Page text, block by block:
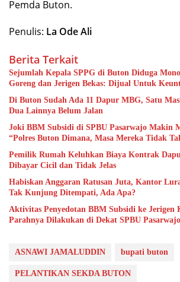
Pemda Buton.
Penulis: La Ode Ali
Berita Terkait
Sejumlah Kepala SPPG di Buton Diduga
Goreng dan Jerigen Bekas: Dijual Untuk
Di Buton Sudah Ada 11 Dapur MBG, Satu
Dua Lainnya Belum Jalan
Joki BBM Subsidi di SPBU Pasarwajo Makin
“Polres Buton Dimana, Masa Mereka Tidak
Pemilik Rumah Keluhkan Biaya Kontrak
Dibayar Cicil dan Tidak Jelas
Habiskan Anggaran Ratusan Juta, Kantor
Tak Kunjung Ditempati, Ada Apa?
Aktivitas Penyedotan BBM Subsidi ke Jerigen
Parahnya Dilakukan di Dekat SPBU Pasarwajo
ASNAWI JAMALUDDIN bupati buton
PELANTIKAN SEKDA BUTON